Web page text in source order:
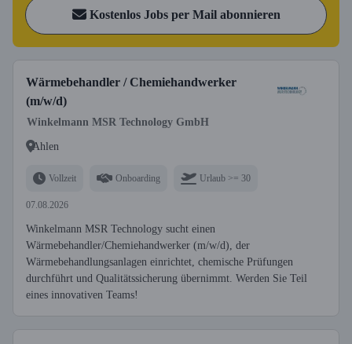
Kostenlos Jobs per Mail abonnieren
Wärmebehandler / Chemiehandwerker
(m/w/d)
Winkelmann MSR Technology GmbH
Ahlen
Vollzeit Onboarding Urlaub >= 30
07.08.2026
Winkelmann MSR Technology sucht einen
Wärmebehandler/Chemiehandwerker (m/w/d), der
Wärmebehandlungsanlagen einrichtet, chemische Prüfungen
durchführt und Qualitätssicherung übernimmt. Werden Sie Teil
eines innovativen Teams!